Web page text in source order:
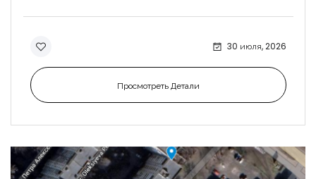
30 июля, 2026
Просмотреть Детали